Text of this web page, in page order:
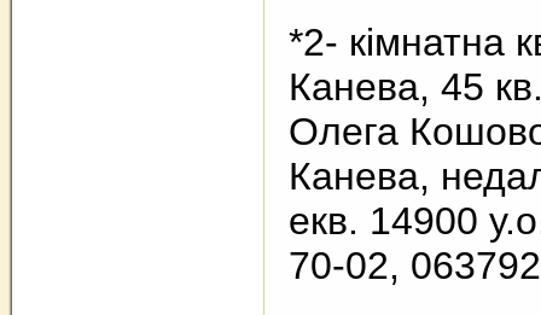
*2- кімнатна
Канева, 45
Олега
Канева,
екв. 14900
70-02,